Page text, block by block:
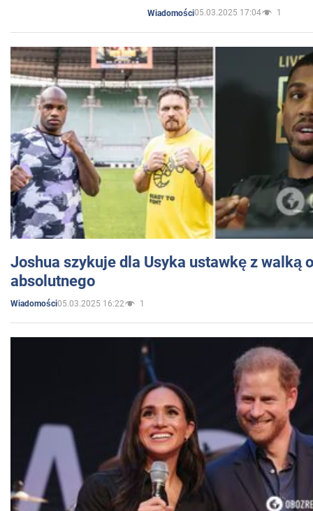
Wiadomości05.03.2025 17:04 1
Joshua szykuje dla Usyka ustawkę z walką
absolutnego
Wiadomości05.03.2025 16:22 1